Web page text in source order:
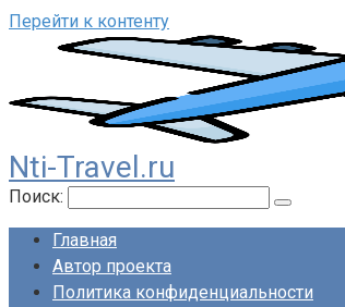
Перейти к контенту
Nti-Travel.ru
Поиск:
Главная
Автор проекта
Политика конфиденциальности